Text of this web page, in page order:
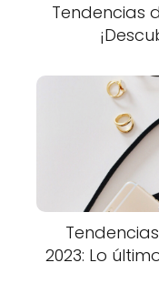
Tendencias
2023: Lo